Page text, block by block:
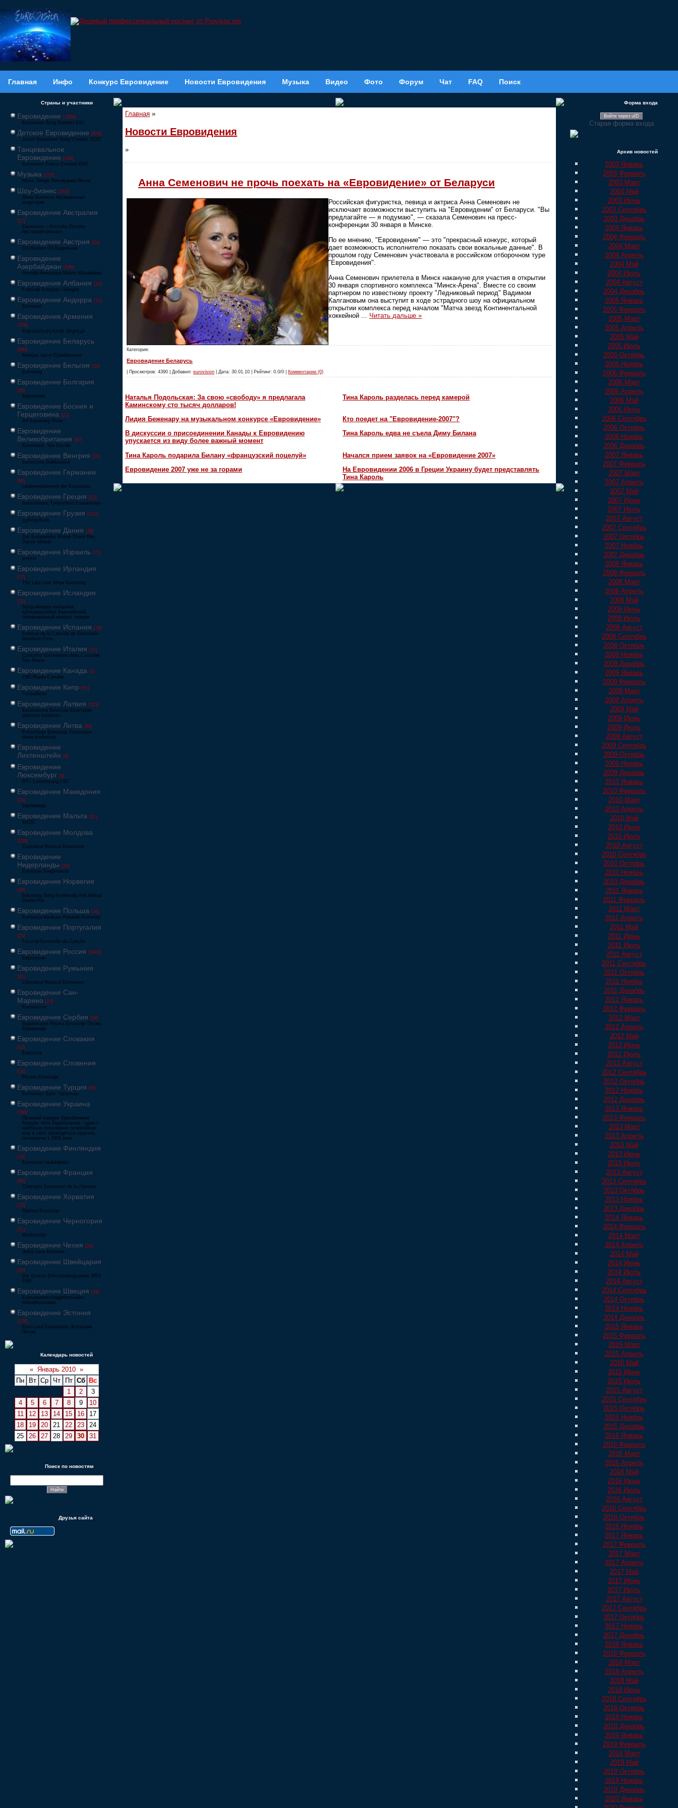
Главная Инфо Конкурс Евровидение Новости Евровидения Музыка Видео Фото Форум Чат FAQ Поиск
Страны и участники
Евровидение [1858]
Eurovision Song Contest ESC
Детское Евровидение [878]
Junior Eurovision Song Contest JESC
Танцевальное
Евровидение [106]
Eurovision Dance Contest EDC
Музыка [257]
Music Songs Поп-музыка Песни
Шоу-бизнес [564]
Show Business Музыкальная
индустрия
Евровидение Австралия
[17]
Eurovision – Australia Decides
Австралия решает
Евровидение Австрия [24]
Ö3-Wecker Ö3 Будильник
Евровидение
Азербайджан [549]
Avrovijn Avroviziya Mahnı Müsabiqəsi
Евровидение Албания [32]
Festivali Evropian i Këngës
Евровидение Андорра [15]
Eurovisió
Евровидение Армения
[228]
Եվրատեսիլ երգի մրցույթ
Евровидение Беларусь
[600]
Конкурс песні Еўрабачанне
Евровидение Бельгия [24]
Eurosong
Евровидение Болгария
[26]
Евровизия
Евровидение Босния и
Герцеговина [21]
BH Eurosong Show
Евровидение
Великобритания [67]
Eurovision: You Decide
Евровидение Венгрия [22]
Eurovíziós Dalfesztivá
Евровидение Германия
[80]
Liederwettbewerb der Eurovision
Евровидение Греция [52]
Διαγωνισμός Τραγουδιού Ευρώεικονα
Евровидение Грузия [122]
ევროვიზიის
Евровидение Дания [29]
Det Europæiske Melodi Grand Prix
Dansk Melodi
Евровидение Израиль [71]
‏אירוויזיון
Евровидение Ирландия
[27]
The Late Late Show Eurosong
Евровидение Исландия
[21]
Söngvakeppni evrópskra
sjónvarpsstöðva Европейский
телевизионный конкурс певцов
Евровидение Испания [79]
Festival de la Canción de Eurovisión
Benidorm Fest
Евровидение Италия [27]
Concorso Eurovisione della Canzone
San Remo
Евровидение Канада [3]
CBC/Radio-Canada
Евровидение Кипр [52]
Γιουροβίζιον
Евровидение Латвия [125]
Eirodziesma Eirovīzija Eirovīzijas
dziesmu konkurss
Евровидение Литва [65]
Eurovizijoje Eurovizija Eurovizijos
dainų konkursas
Евровидение
Лихтенштейн [6]
Евровидение
Люксембург [6]
RTL Luxembourg LSC
Евровидение Македония
[24]
Евровизија
Евровидение Мальта [51]
MESC
Евровидение Молдова
[134]
Concursul Muzical Eurovision
Евровидение
Нидерланды [26]
Eurovisie Songfestival
Евровидение Норвегия
[39]
Eurosong Sang Ryddesalg Nrk Melodi
Grand Prix
Евровидение Польша [36]
Eurowizja Konkurs Piosenki Eurowizji
Евровидение Португалия
[25]
Festival Eurovisão da Canção
Евровидение Россия [1062]
Европесня
Евровидение Румыния
[41]
Concursul Muzical Eurovision
Евровидение Сан-
Марино [23]
Eurovisione
Евровидение Сербия [39]
Еуровисион Pesma Evrovizije Песма
Евровизије
Евровидение Словакия
[13]
Eurovízia
Евровидение Словения
[26]
Pesem Evrovizije
Евровидение Турция [66]
Eurovision Şarkı Yarışması
Евровидение Украина
[796]
Пісенний конкурс Євробачення
Конкурс пісні Євробачення - одне з
найбільш популярних телевізійних
шоу в світі, проводиться щорічно,
починаючи з 1956 року
Евровидение Финляндия
[33]
Eurovision laulukilpailu
Евровидение Франция
[49]
Concours Eurovision de la chanson
Евровидение Хорватия
[22]
Pjesma Eurovizije
Евровидение Черногория
[21]
Montevizija
Евровидение Чехия [26]
Velká cena Eurovize
Евровидение Швейцария
[35]
Die Grosse Entscheidungsshow SRG
SSR
Евровидение Швеция [48]
Eurovisionsschlagerfestivalen
Melodifestivalen
Евровидение Эстония
[226]
Eesti Laul Eurovisioon Эстонская
Песня
Календарь новостей
« Январь 2010 »
Пн
Вт Ср Чт Пт Сб
Вс
1
2
3
4
5 6 7 8 9
10
11
12 13 14 15 16
17
18
19 20 21 22 23
24
25
26 27 28 29 30 31
Поиск по новостям
Друзья сайта
Главная »
Новости Евровидения
»
Анна Семенович не прочь поехать на «Евровидение» от Беларуси
Российская фигуристка, певица и актриса Анна Семенович не
исключает возможности выступить на "Евровидении" от Беларуси. "Вы
предлагайте — я подумаю", — сказала Семенович на пресс-
конференции 30 января в Минске.
По ее мнению, "Евровидение" — это "прекрасный конкурс, который
дает возможность исполнителю показать свои вокальные данные". В
прошлом году Семенович участвовала в российском отборочном туре
"Евровидения".
Анна Семенович прилетела в Минск накануне для участия в открытии
30 января спортивного комплекса "Минск-Арена". Вместе со своим
партнером по известному проекту "Ледниковый период" Вадимом
Калгановым она выступит в ходе эстрадного шоу на официальном
открытии комплекса перед началом "Матча звезд Континентальной
хоккейной ... Читать дальше »
Категория:
Евровидение Беларусь
| Просмотров: 4390 | Добавил: eurovision | Дата: 30.01.10 | Рейтинг: 0.0/0 | Комментарии (0)
Наталья Подольская: За свою «свободу» я предлагала
Каминскому сто тысяч долларов!
Тина Кароль разделась перед камерой
Лидия Беженару на музыкальном конкурсе «Евровидение»
Кто поедет на "Евровидение-2007"?
В дискуссии о присоединении Канады к Евровидению
упускается из виду более важный момент
Тина Кароль едва не съела Диму Билана
Тина Кароль подарила Билану «французский поцелуй»
Начался прием заявок на «Евровидение 2007»
Евровидение 2007 уже не за горами
На Евровидении 2006 в Греции Украину будет представлять
Тина Кароль
Форма входа
Войти через uID
Старая форма входа
Архив новостей
2003 Январь
2003 Февраль
2003 Март
2003 Май
2003 Июнь
2003 Сентябрь
2003 Декабрь
2004 Январь
2004 Февраль
2004 Март
2004 Апрель
2004 Май
2004 Июль
2004 Август
2004 Декабрь
2005 Январь
2005 Февраль
2005 Март
2005 Апрель
2005 Май
2005 Июль
2005 Октябрь
2005 Ноябрь
2006 Февраль
2006 Март
2006 Апрель
2006 Май
2006 Июнь
2006 Сентябрь
2006 Октябрь
2006 Ноябрь
2006 Декабрь
2007 Январь
2007 Февраль
2007 Март
2007 Апрель
2007 Май
2007 Июнь
2007 Июль
2007 Август
2007 Сентябрь
2007 Октябрь
2007 Ноябрь
2007 Декабрь
2008 Январь
2008 Февраль
2008 Март
2008 Апрель
2008 Май
2008 Июнь
2008 Июль
2008 Август
2008 Сентябрь
2008 Октябрь
2008 Ноябрь
2008 Декабрь
2009 Январь
2009 Февраль
2009 Март
2009 Апрель
2009 Май
2009 Июнь
2009 Июль
2009 Август
2009 Сентябрь
2009 Октябрь
2009 Ноябрь
2009 Декабрь
2010 Январь
2010 Февраль
2010 Март
2010 Апрель
2010 Май
2010 Июнь
2010 Июль
2010 Август
2010 Сентябрь
2010 Октябрь
2010 Ноябрь
2010 Декабрь
2011 Январь
2011 Февраль
2011 Март
2011 Апрель
2011 Май
2011 Июнь
2011 Июль
2011 Август
2011 Сентябрь
2011 Октябрь
2011 Ноябрь
2011 Декабрь
2012 Январь
2012 Февраль
2012 Март
2012 Апрель
2012 Май
2012 Июнь
2012 Июль
2012 Август
2012 Сентябрь
2012 Октябрь
2012 Ноябрь
2012 Декабрь
2013 Январь
2013 Февраль
2013 Март
2013 Апрель
2013 Май
2013 Июнь
2013 Июль
2013 Август
2013 Сентябрь
2013 Октябрь
2013 Ноябрь
2013 Декабрь
2014 Январь
2014 Февраль
2014 Март
2014 Апрель
2014 Май
2014 Июнь
2014 Июль
2014 Август
2014 Сентябрь
2014 Октябрь
2014 Ноябрь
2014 Декабрь
2015 Январь
2015 Февраль
2015 Март
2015 Апрель
2015 Май
2015 Июнь
2015 Июль
2015 Август
2015 Сентябрь
2015 Октябрь
2015 Ноябрь
2015 Декабрь
2016 Январь
2016 Февраль
2016 Март
2016 Апрель
2016 Май
2016 Июнь
2016 Июль
2016 Август
2016 Сентябрь
2016 Октябрь
2016 Ноябрь
2017 Январь
2017 Февраль
2017 Март
2017 Апрель
2017 Май
2017 Июнь
2017 Июль
2017 Август
2017 Сентябрь
2017 Октябрь
2017 Ноябрь
2017 Декабрь
2018 Январь
2018 Февраль
2018 Март
2018 Апрель
2018 Май
2018 Июнь
2018 Сентябрь
2018 Октябрь
2018 Ноябрь
2018 Декабрь
2019 Январь
2019 Февраль
2019 Март
2019 Май
2019 Октябрь
2019 Ноябрь
2019 Декабрь
2020 Январь